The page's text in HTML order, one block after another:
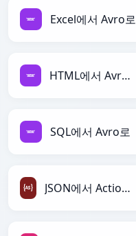
Excel에서 Avro로
HTML에서 Avro로
SQL에서 Avro로
JSON에서 ActionScript로